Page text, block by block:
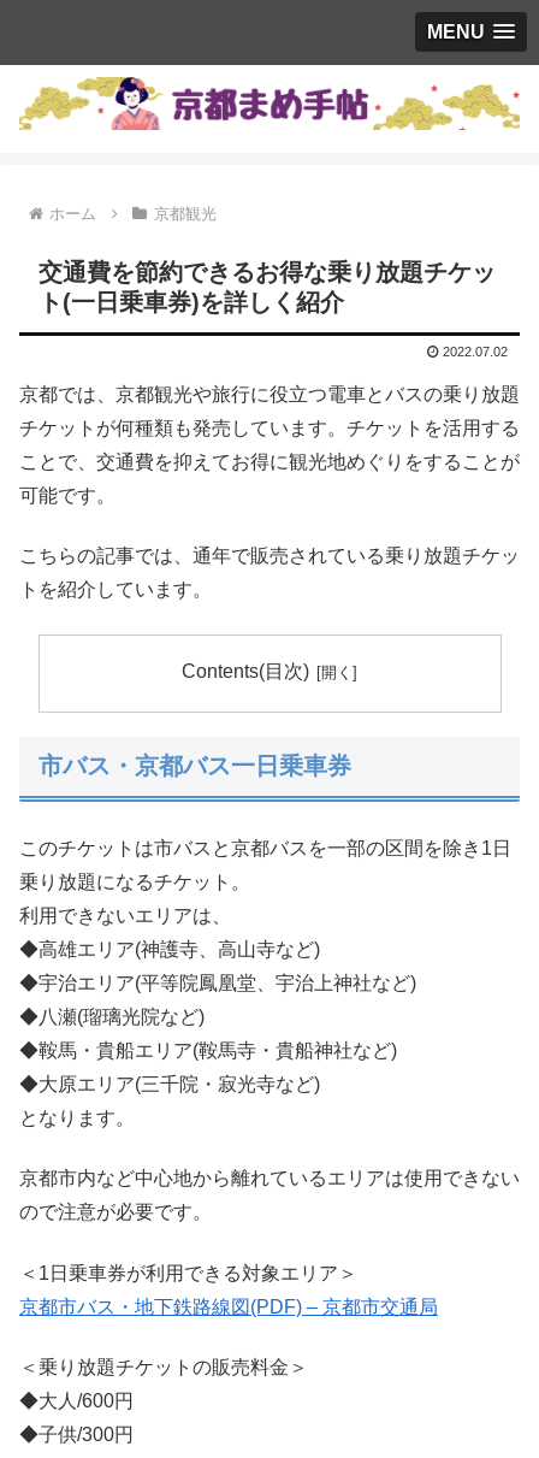
MENU
ホーム 京都観光
交通費を節約できるお得な乗り放題チケッ
ト(一日乗車券)を詳しく紹介
2022.07.02
京都では、京都観光や旅行に役立つ電車とバスの乗り放題
チケットが何種類も発売しています。チケットを活用する
ことで、交通費を抑えてお得に観光地めぐりをすることが
可能です。
こちらの記事では、通年で販売されている乗り放題チケッ
トを紹介しています。
Contents(目次)
市バス・京都バス一日乗車券
このチケットは市バスと京都バスを一部の区間を除き1日
乗り放題になるチケット。
利用できないエリアは、
◆高雄エリア(神護寺、高山寺など)
◆宇治エリア(平等院鳳凰堂、宇治上神社など)
◆八瀬(瑠璃光院など)
◆鞍馬・貴船エリア(鞍馬寺・貴船神社など)
◆大原エリア(三千院・寂光寺など)
となります。
京都市内など中心地から離れているエリアは使用できない
ので注意が必要です。
＜1日乗車券が利用できる対象エリア＞
京都市バス・地下鉄路線図(PDF) – 京都市交通局
＜乗り放題チケットの販売料金＞
◆大人/600円
◆子供/300円